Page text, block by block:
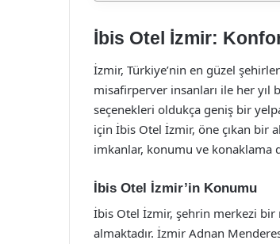
İbis Otel İzmir:
İzmir, Türkiye’nin en güzel
misafirperver insanları ile her yıl
seçenekleri oldukça geniş bir
için İbis Otel İzmir, öne çıkan bir
imkanlar, konumu ve konaklama
İbis Otel İzmir’in Konumu
İbis Otel İzmir, şehrin merkezi bir
almaktadır. İzmir Adnan